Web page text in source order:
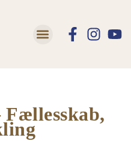
Fællesskab,